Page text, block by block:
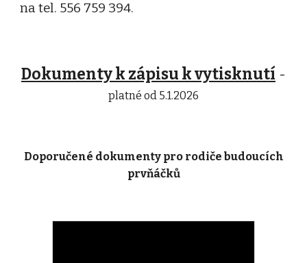
na tel. 556 759 394.
Dokumenty k zápisu k vytisknutí -
platné od 5.1.2026
Doporučené dokumenty pro rodiče budoucích
prvňáčků